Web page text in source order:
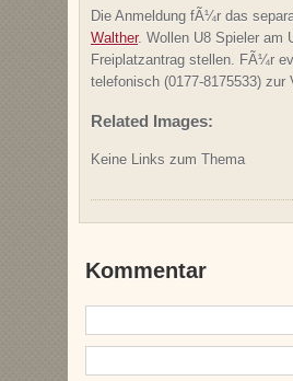
Die Anmeldung fÃ¼r das
Walther. Wollen U8 Spieler am
Freiplatzantrag stellen. FÃ¼r
telefonisch (0177-8175533)
Related Images:
Keine Links zum Thema
Kommentar